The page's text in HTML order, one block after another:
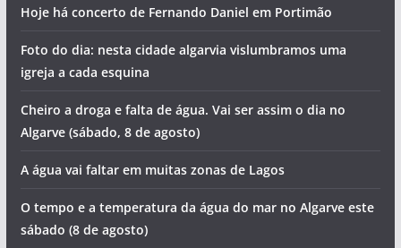
Hoje há concerto de Fernando Daniel em Portimão
Foto do dia: nesta cidade algarvia vislumbramos uma
igreja a cada esquina
Cheiro a droga e falta de água. Vai ser assim o dia no
Algarve (sábado, 8 de agosto)
A água vai faltar em muitas zonas de Lagos
O tempo e a temperatura da água do mar no Algarve este
sábado (8 de agosto)